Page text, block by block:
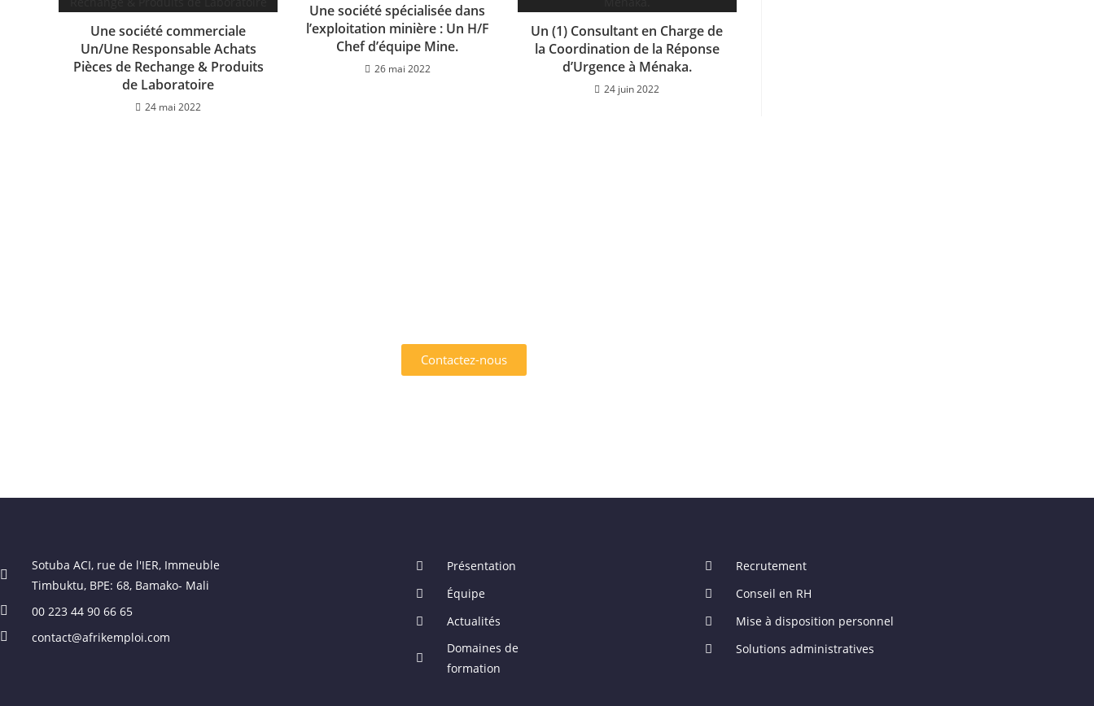
Une société commerciale
Un/Une Responsable Achats
Pièces de Rechange & Produits
de Laboratoire
24 mai 2022
Une société spécialisée dans
l’exploitation minière : Un H/F
Chef d’équipe Mine.
26 mai 2022
Un (1) Consultant en Charge de
la Coordination de la Réponse
d’Urgence à Ménaka.
24 juin 2022
Contactez-nous
Sotuba ACI, rue de l'IER, Immeuble
Timbuktu, BPE: 68, Bamako- Mali
00 223 44 90 66 65
contact@afrikemploi.com
Présentation
Équipe
Actualités
Domaines de
formation
Recrutement
Conseil en RH
Mise à disposition personnel
Solutions administratives